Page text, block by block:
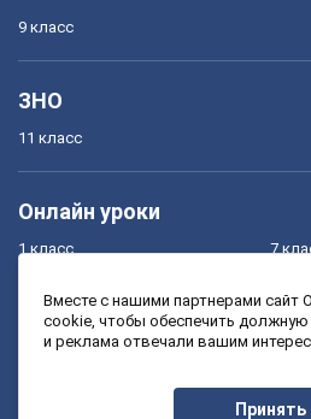
9 класс
ЗНО
11 класс
Онлайн уроки
1 класс
3 класс
7
9
Вместе с нашими партнерами сайт
cookie, чтобы обеспечить должную
и реклама отвечали вашим
Принять